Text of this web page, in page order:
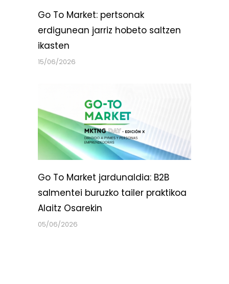
Go To Market: pertsonak
erdigunean jarriz hobeto saltzen
ikasten
15/06/2026
Go To Market jardunaldia: B2B
salmentei buruzko tailer praktikoa
Alaitz Osarekin
05/06/2026